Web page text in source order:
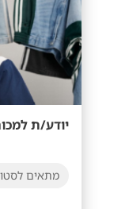
יודע/ת
מתאים